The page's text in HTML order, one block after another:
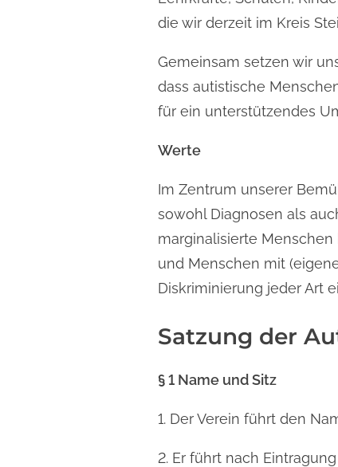
die wir derzeit im Kreis
Gemeinsam setzen wir
dass autistische
für ein unterstützendes
Werte
Im Zentrum unserer
sowohl Diagnosen als
marginalisierte
und Menschen mit
Diskriminierung jeder Art
Satzung der
§ 1 Name und Sitz
1. Der Verein führt den
2. Er führt nach